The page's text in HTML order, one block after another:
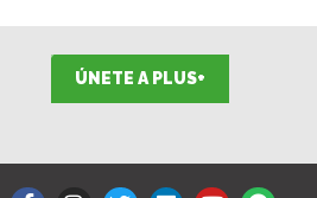
ÚNETE A PLUS+
F
I
T
L
Y
S